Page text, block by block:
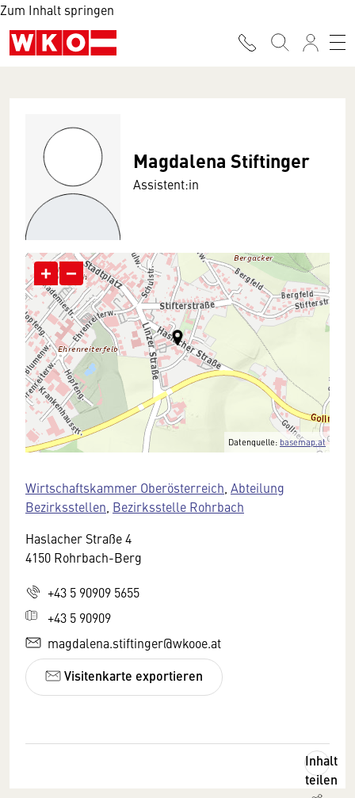
Zum Inhalt springen
Magdalena Stiftinger
Assistent:in
+ −
Datenquelle: basemap.at
Wirtschaftskammer Oberösterreich Abteilung
Bezirksstellen Bezirksstelle Rohrbach
Haslacher Straße 4
4150 Rohrbach-Berg
+43 5 90909 5655
+43 5 90909
magdalena.stiftinger@wkooe.at
Visitenkarte exportieren
Inhalt
teilen